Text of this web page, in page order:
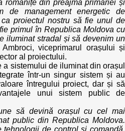
romanițe din preajma primăriei și
de management energetic de
proiectul nostru să fie unul de
primul în Republica Moldova cu
iluminat stradal și să devenim un
viceprimarul orașului și
al proiectului.
sistemului de iluminat din orașul
într-un singur sistem și au
întregului proiect, dar și să
unui sistem public de
să devină orașul cu cel mai
public din Republica Moldova.
de control și comandă,